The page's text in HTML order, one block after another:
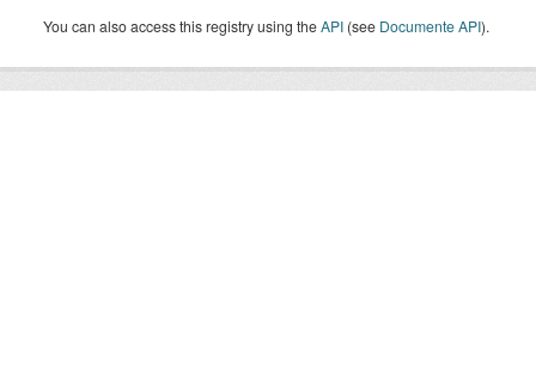
You can also access this registry using theAPI (see Documente API).